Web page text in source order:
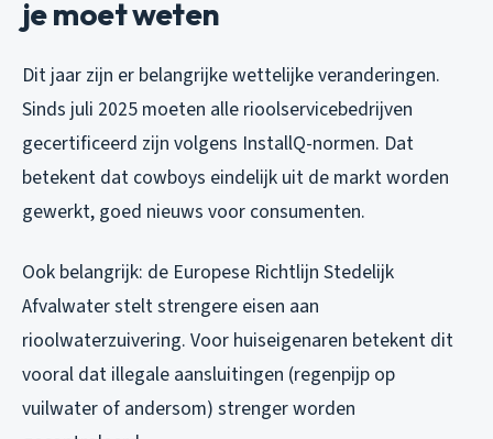
je moet weten
Dit jaar zijn er belangrijke wettelijke veranderingen.
Sinds juli 2025 moeten alle rioolservicebedrijven
gecertificeerd zijn volgens InstallQ-normen. Dat
betekent dat cowboys eindelijk uit de markt worden
gewerkt, goed nieuws voor consumenten.
Ook belangrijk: de Europese Richtlijn Stedelijk
Afvalwater stelt strengere eisen aan
rioolwaterzuivering. Voor huiseigenaren betekent dit
vooral dat illegale aansluitingen (regenpijp op
vuilwater of andersom) strenger worden